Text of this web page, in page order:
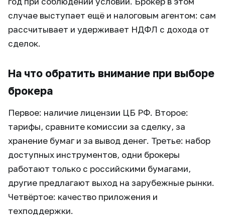
случае выступает ещё и налоговым агентом: сам
рассчитывает и удерживает НДФЛ с дохода от
сделок.
На что обратить внимание при выборе
брокера
Первое: наличие лицензии ЦБ РФ. Второе:
тарифы, сравните комиссии за сделку, за
хранение бумаг и за вывод денег. Третье: набор
доступных инструментов, одни брокеры
работают только с российскими бумагами,
другие предлагают выход на зарубежные рынки.
Четвёртое: качество приложения и
техподдержки.